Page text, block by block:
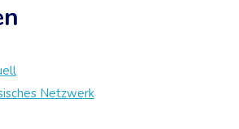
Netzwerk